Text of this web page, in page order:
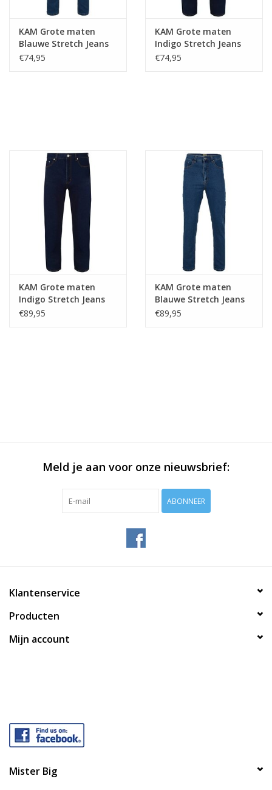
KAM Grote maten
Blauwe Stretch Jeans
€74,95
KAM Grote maten
Indigo Stretch Jeans
€74,95
KAM Grote maten
Indigo Stretch Jeans
62"-64"
€89,95
KAM Grote maten
Blauwe Stretch Jeans
62"-64"
€89,95
Meld je aan voor onze nieuwsbrief:
ABONNEER
Klantenservice
Producten
Mijn account
Mister Big